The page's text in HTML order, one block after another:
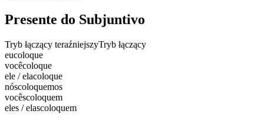
Presente do Subjuntivo
Tryb łączący teraźniejszyTryb łączący
eucoloque
vocêcoloque
ele / elacoloque
nóscoloquemos
vocêscoloquem
eles / elascoloquem